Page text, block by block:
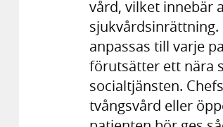
vård, vilket innebär
anpassas till varje
förutsätter ett nära
socialtjänsten.
tvångsvård eller